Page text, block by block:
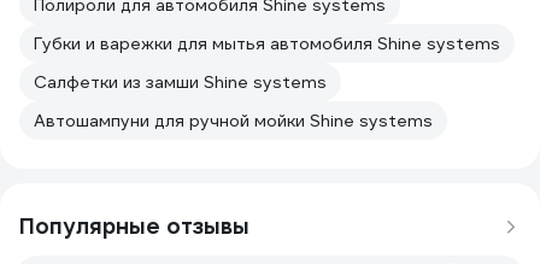
Полироли для автомобиля Shine systems
Губки и варежки для мытья автомобиля Shine systems
Салфетки из замши Shine systems
Автошампуни для ручной мойки Shine systems
Популярные отзывы